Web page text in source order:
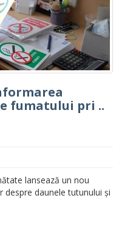
fumatului pri ..
lansează un nou
daunele tutunului și